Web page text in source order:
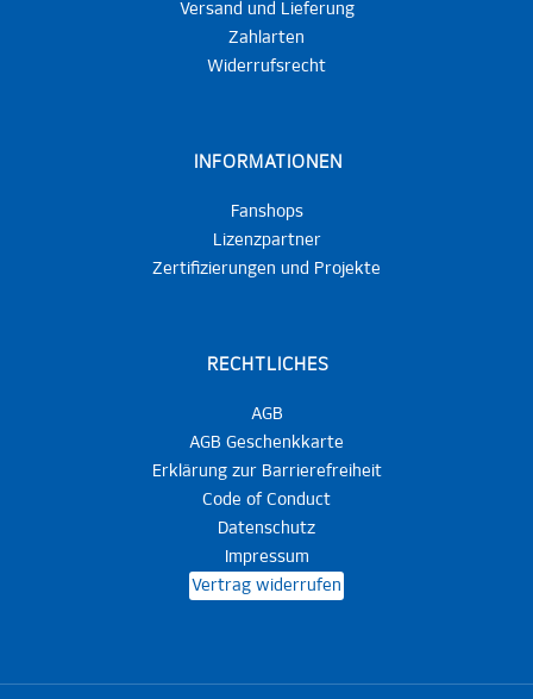
Versand und Lieferung
Zahlarten
Widerrufsrecht
INFORMATIONEN
Fanshops
Lizenzpartner
Zertifizierungen und Projekte
RECHTLICHES
AGB
AGB Geschenkkarte
Erklärung zur Barrierefreiheit
Code of Conduct
Datenschutz
Impressum
Vertrag widerrufen